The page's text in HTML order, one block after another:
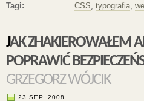
Tagi: CSS typografia,
JAK ZHAKIEROWAŁEM ANTYWEB.PL – CZYLI CO ZROBIĆ BY
POPRAWIĆ
GRZEGORZ WÓJCIK
23 SEP, 2008